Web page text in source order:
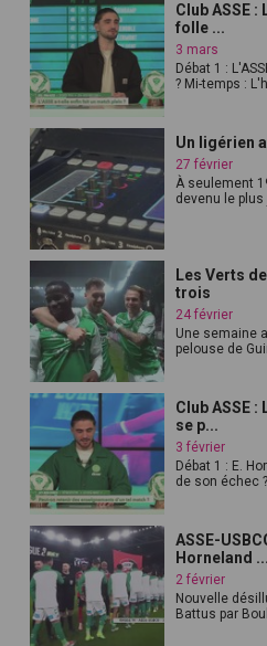
Club ASSE
folle ...
3 mars
Débat 1 :
? Mi-temps :
Un ligérien
27 février
À seulement
devenu le
Les Verts
trois
24 février
Une semaine
pelouse de
Club ASSE
se p...
3 février
Débat 1 : E.
de son échec
ASSE-
Horneland ...
2 février
Nouvelle
Battus par